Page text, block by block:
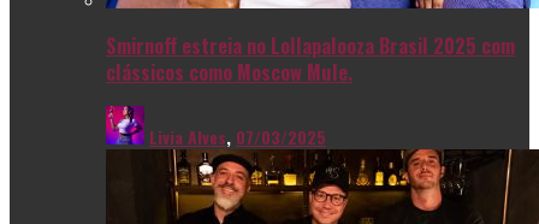
Smirnoff estreia no Lollapalooza Brasil 2025 com
clássicos como Moscow Mule.
Livia Alves, 07/03/2025